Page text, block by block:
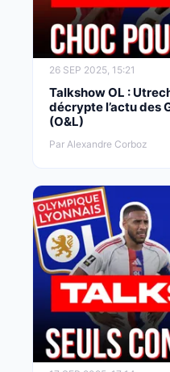
26 SEP 2025, 15:21
Talkshow OL :
décrypte l’actu des
(O&L)
Par Alexandre Corboz